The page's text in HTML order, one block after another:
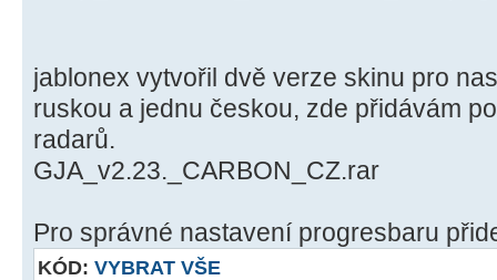
jablonex vytvořil dvě verze skinu pro
ruskou a jednu českou, zde přidávám
radarů.
GJA_v2.23._CARBON_CZ.rar
Pro správné nastavení progresbaru
KÓD: VYBRAT VŠE